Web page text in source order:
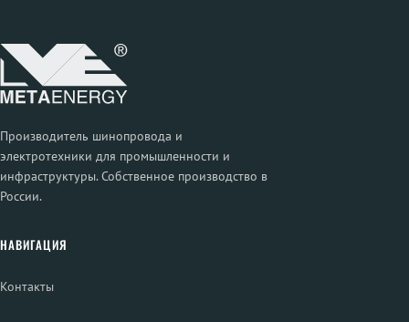
Производитель шинопровода и
электротехники для промышленности и
инфраструктуры. Собственное производство в
России.
НАВИГАЦИЯ
Контакты